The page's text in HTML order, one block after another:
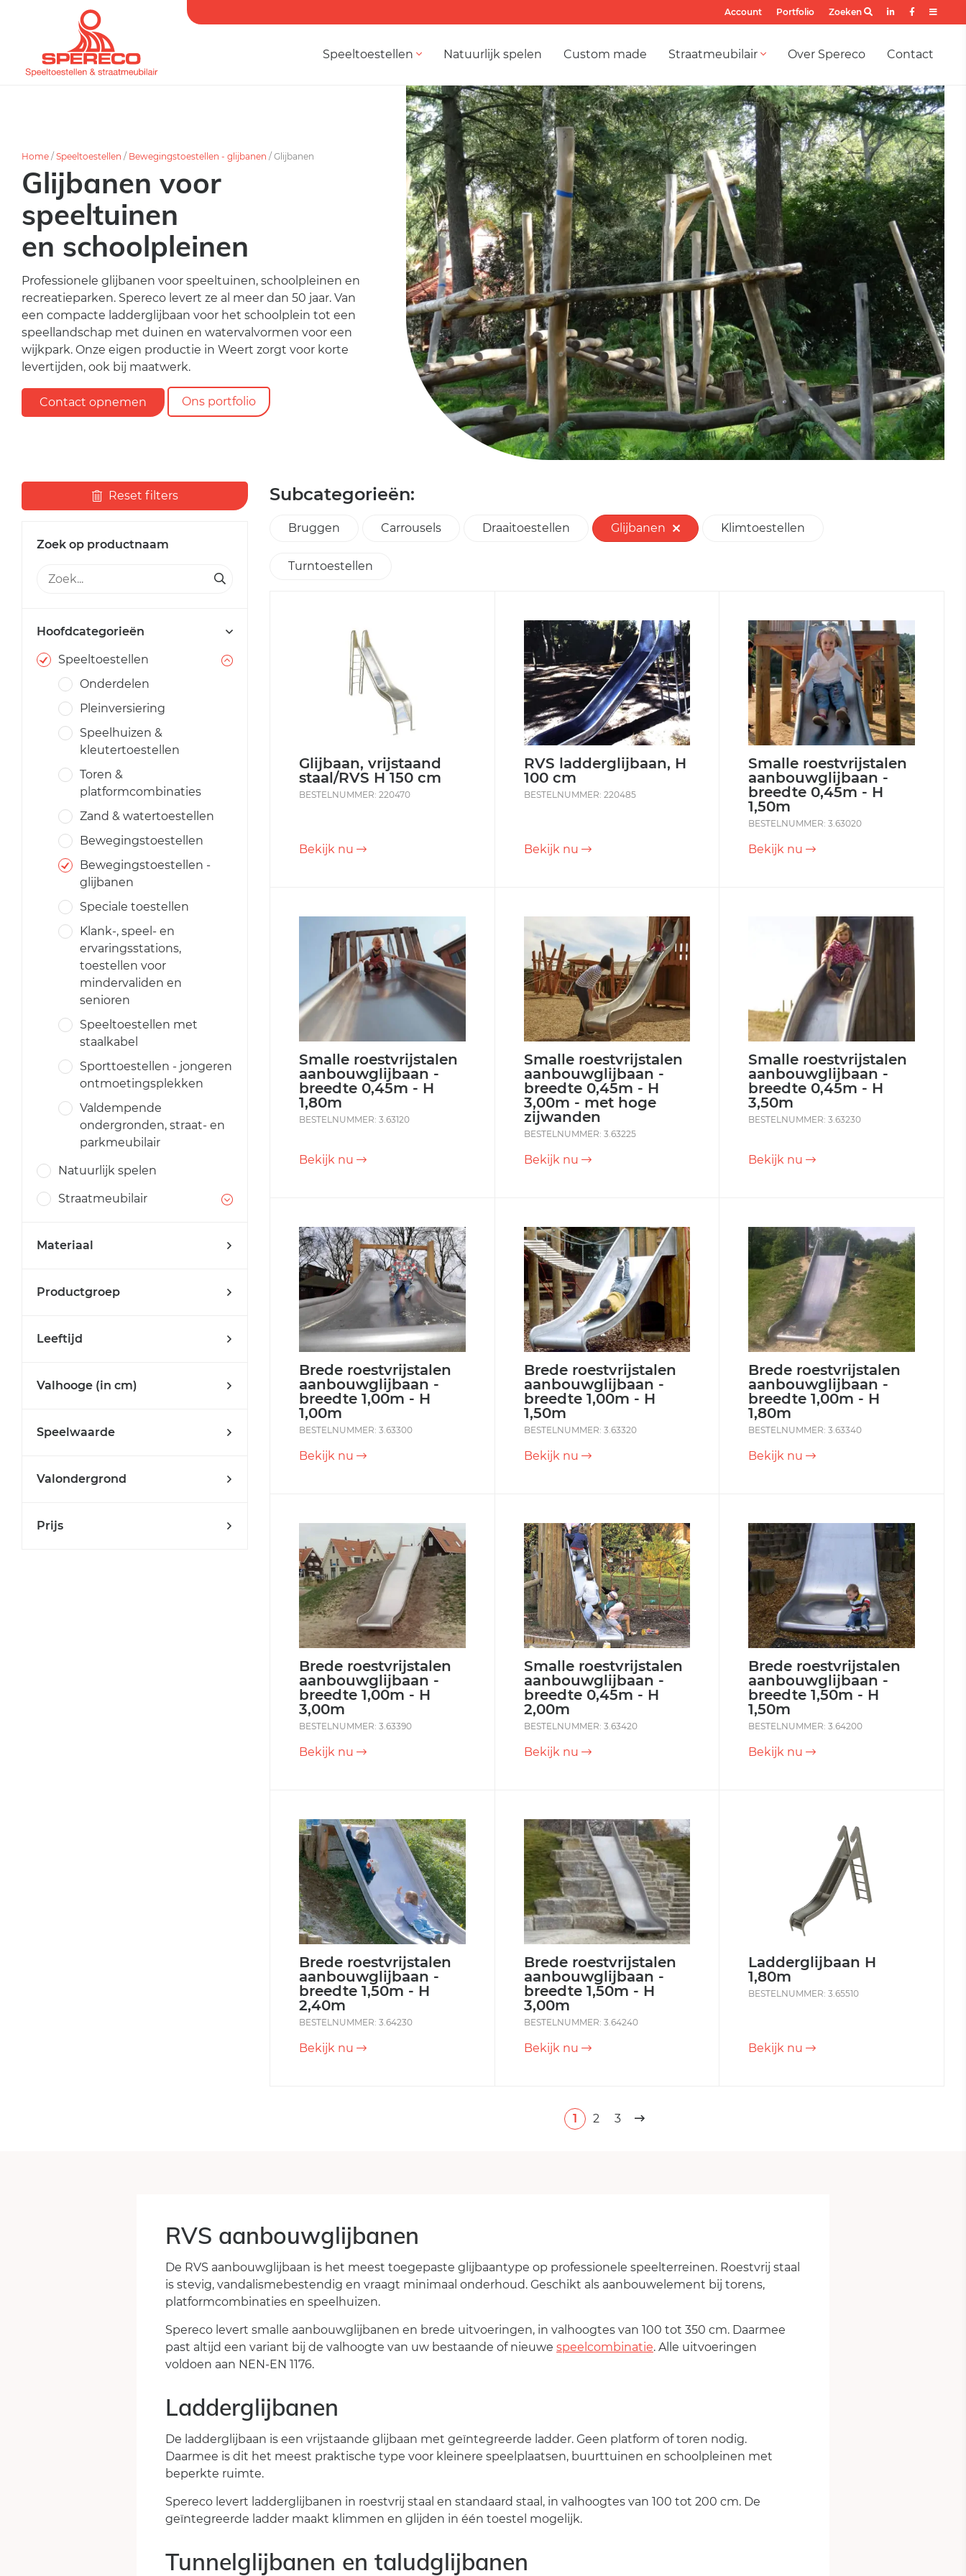
Account Portfolio Zoeken
Speeltoestellen Natuurlijk spelen Custom made Straatmeubilair Over Spereco Contact
Home / Speeltoestellen / Bewegingstoestellen - glijbanen / Glijbanen
Glijbanen voor
speeltuinen
en schoolpleinen
Professionele glijbanen voor speeltuinen, schoolpleinen en
recreatieparken. Spereco levert ze al meer dan 50 jaar. Van
een compacte ladderglijbaan voor het schoolplein tot een
speellandschap met duinen en watervalvormen voor een
wijkpark. Onze eigen productie in Weert zorgt voor korte
levertijden, ook bij maatwerk.
Contact opnemen Ons portfolio
Reset filters
Zoek op productnaam
Hoofdcategorieën
Speeltoestellen
Onderdelen
Pleinversiering
Speelhuizen &
kleutertoestellen
Toren &
platformcombinaties
Zand & watertoestellen
Bewegingstoestellen
Bewegingstoestellen -
glijbanen
Speciale toestellen
Klank-, speel- en
ervaringsstations,
toestellen voor
mindervaliden en
senioren
Speeltoestellen met
staalkabel
Sporttoestellen - jongeren
ontmoetingsplekken
Valdempende
ondergronden, straat- en
parkmeubilair
Natuurlijk spelen
Straatmeubilair
Materiaal
Productgroep
Leeftijd
Valhooge (in cm)
Speelwaarde
Valondergrond
Prijs
Subcategorieën:
Bruggen Carrousels Draaitoestellen Glijbanen Klimtoestellen
Turntoestellen
Glijbaan, vrijstaand
staal/RVS H 150 cm
BESTELNUMMER: 220470
Bekijk nu
RVS ladderglijbaan, H
100 cm
BESTELNUMMER: 220485
Bekijk nu
Smalle roestvrijstalen
aanbouwglijbaan -
breedte 0,45m - H
1,50m
BESTELNUMMER: 3.63020
Bekijk nu
Smalle roestvrijstalen
aanbouwglijbaan -
breedte 0,45m - H
1,80m
BESTELNUMMER: 3.63120
Bekijk nu
Smalle roestvrijstalen
aanbouwglijbaan -
breedte 0,45m - H
3,00m - met hoge
zijwanden
BESTELNUMMER: 3.63225
Bekijk nu
Smalle roestvrijstalen
aanbouwglijbaan -
breedte 0,45m - H
3,50m
BESTELNUMMER: 3.63230
Bekijk nu
Brede roestvrijstalen
aanbouwglijbaan -
breedte 1,00m - H
1,00m
BESTELNUMMER: 3.63300
Bekijk nu
Brede roestvrijstalen
aanbouwglijbaan -
breedte 1,00m - H
1,50m
BESTELNUMMER: 3.63320
Bekijk nu
Brede roestvrijstalen
aanbouwglijbaan -
breedte 1,00m - H
1,80m
BESTELNUMMER: 3.63340
Bekijk nu
Brede roestvrijstalen
aanbouwglijbaan -
breedte 1,00m - H
3,00m
BESTELNUMMER: 3.63390
Bekijk nu
Smalle roestvrijstalen
aanbouwglijbaan -
breedte 0,45m - H
2,00m
BESTELNUMMER: 3.63420
Bekijk nu
Brede roestvrijstalen
aanbouwglijbaan -
breedte 1,50m - H
1,50m
BESTELNUMMER: 3.64200
Bekijk nu
Brede roestvrijstalen
aanbouwglijbaan -
breedte 1,50m - H
2,40m
BESTELNUMMER: 3.64230
Bekijk nu
Brede roestvrijstalen
aanbouwglijbaan -
breedte 1,50m - H
3,00m
BESTELNUMMER: 3.64240
Bekijk nu
Ladderglijbaan H
1,80m
BESTELNUMMER: 3.65510
Bekijk nu
1 2 3
RVS aanbouwglijbanen
De RVS aanbouwglijbaan is het meest toegepaste glijbaantype op professionele speelterreinen. Roestvrij staal
is stevig, vandalismebestendig en vraagt minimaal onderhoud. Geschikt als aanbouwelement bij torens,
platformcombinaties en speelhuizen.
Spereco levert smalle aanbouwglijbanen en brede uitvoeringen, in valhoogtes van 100 tot 350 cm. Daarmee
past altijd een variant bij de valhoogte van uw bestaande of nieuwe speelcombinatie. Alle uitvoeringen
voldoen aan NEN-EN 1176.
Ladderglijbanen
De ladderglijbaan is een vrijstaande glijbaan met geïntegreerde ladder. Geen platform of toren nodig.
Daarmee is dit het meest praktische type voor kleinere speelplaatsen, buurttuinen en schoolpleinen met
beperkte ruimte.
Spereco levert ladderglijbanen in roestvrij staal en standaard staal, in valhoogtes van 100 tot 200 cm. De
geïntegreerde ladder maakt klimmen en glijden in één toestel mogelijk.
Tunnelglijbanen en taludglijbanen